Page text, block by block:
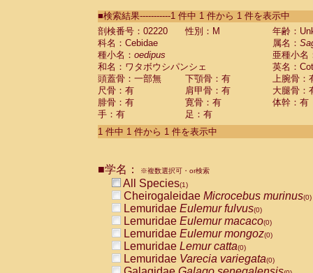
CebidaeSaguinus labiatus(0)
Cebidae Saguinus leucopus (0)
Cebidae
Cebidae
CebidaeSaguinus nigricollis (0)
Cebidae Saguinus oedipus
Cebidae Saguinus weddelli
Cebidae Saguinusspp.
Cebidae Aotus trivirgatus
Cebidae Cebus albifrons
CebidaeCebus nigrivittatus
CebidaeCebus
CebidaeSaimiri boliviensis(0)
CebidaeSaimiri sciureus(0)
AtelidaeAlouatta caraya(0)
AtelidaeAlouatta fusca(0)
AtelidaeAlouatta seniculus
AtelidaeAlouattaspp.(0)
AtelidaeAteles belzebuth(0)
■検索結果-----------1 件中 1 件から 1 件を表示中
剖検番号：02220
性別：M
年齢：
科名：Cebidae
属名：
種小名： oedipus
亜種小名
和名：ワタボウシパンシェ
英名：
頭蓋骨：一部無
下顎骨：有
上腕骨：
尺骨：有
肩甲骨：有
大腿骨：
腓骨：有
寛骨：有
体幹：有
手：有
足：有
1 件中 1 件から 1 件を表示中
■学名： ※複数選択可・or検索
All Species(1)
Cheirogaleidae Microcebus murinus(0)
Lemuridae Eulemur fulvus(0)
Lemuridae Eulemur macaco(0)
Lemuridae Eulemur mongoz(0)
Lemuridae Lemur catta(0)
Lemuridae Varecia variegata(0)